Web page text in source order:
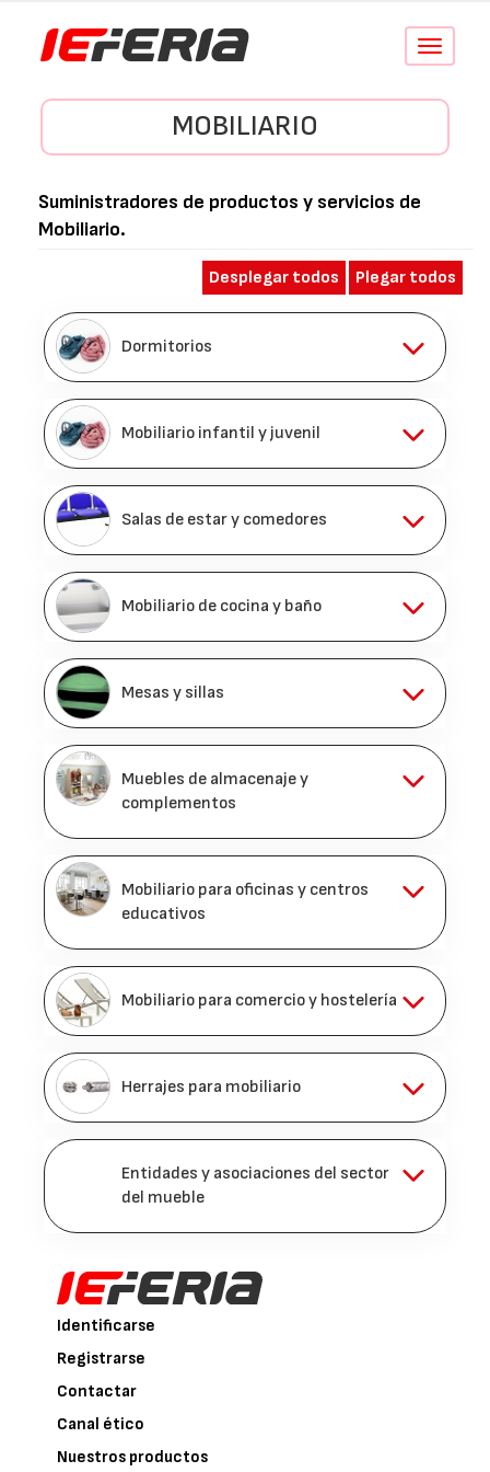
Conmutar
MOBILIARIO
Suministradores de productos y servicios de
Mobiliario.
Desplegar todos Plegar todos
Dormitorios
Mobiliario infantil y juvenil
Salas de estar y comedores
Mobiliario de cocina y baño
Mesas y sillas
Muebles de almacenaje y
complementos
Mobiliario para oficinas y centros
educativos
Mobiliario para comercio y hostelería
Herrajes para mobiliario
Entidades y asociaciones del sector
del mueble
Identificarse
Registrarse
Contactar
Canal ético
Nuestros productos